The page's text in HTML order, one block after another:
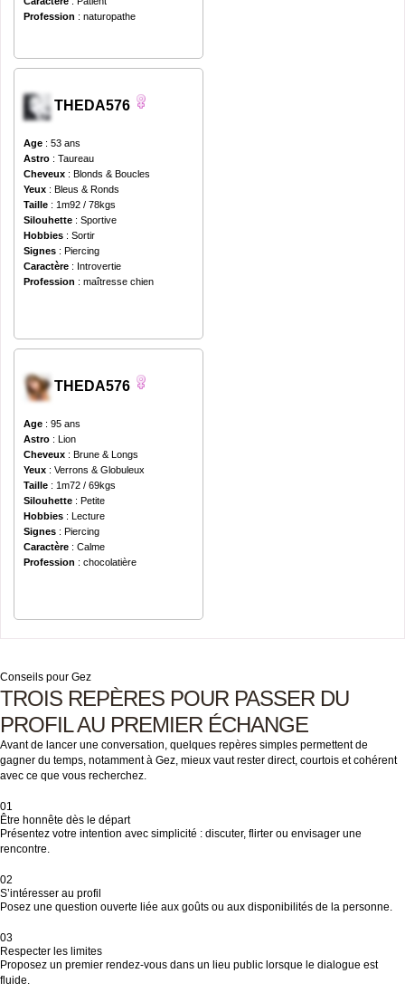
Profession : naturopathe
THEDA576
Age : 53 ans
Astro : Taureau
Cheveux : Blonds & Boucles
Yeux : Bleus & Ronds
Taille : 1m92 / 78kgs
Silouhette : Sportive
Hobbies : Sortir
Signes : Piercing
Caractère : Introvertie
Profession : maîtresse chien
THEDA576
Age : 95 ans
Astro : Lion
Cheveux : Brune & Longs
Yeux : Verrons & Globuleux
Taille : 1m72 / 69kgs
Silouhette : Petite
Hobbies : Lecture
Signes : Piercing
Caractère : Calme
Profession : chocolatière
Conseils pour Gez
TROIS REPÈRES POUR PASSER DU
PROFIL AU PREMIER ÉCHANGE
Avant de lancer une conversation, quelques repères simples permettent de
gagner du temps, notamment à Gez, mieux vaut rester direct, courtois et cohérent
avec ce que vous recherchez.
01
Être honnête dès le départ
Présentez votre intention avec simplicité : discuter, flirter ou envisager une
rencontre.
02
S’intéresser au profil
Posez une question ouverte liée aux goûts ou aux disponibilités de la personne.
03
Respecter les limites
Proposez un premier rendez-vous dans un lieu public lorsque le dialogue est
fluide.